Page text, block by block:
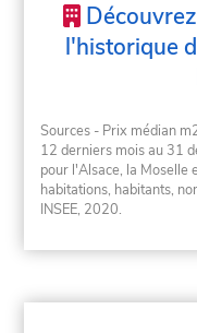
l'historique
Sources - Prix médian
12 derniers mois au 31
pour l'Alsace, la Moselle
habitations, habitants,
INSEE, 2020.